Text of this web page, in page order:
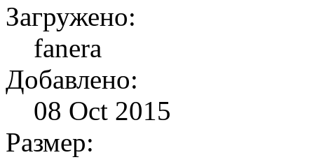
Загружено:
fanera
Добавлено:
08 Oct 2015
Размер: